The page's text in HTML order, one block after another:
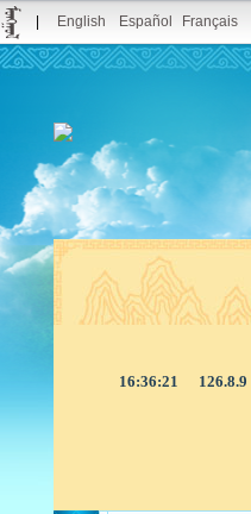
English Español Français
16:36:22 126.8.9